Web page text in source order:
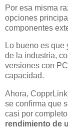
Por esa misma
opciones
componentes
Lo bueno es que
de la industria,
versiones con
capacidad.
Ahora,
se confirma que
casi por
rendimiento de